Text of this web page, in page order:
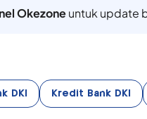
Okezoneuntuk update
DKI Kredit Bank DKI